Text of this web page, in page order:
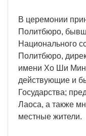
В церемонии
Политбюро,
Национального
Политбюро,
имени Хо Ши
действующие и
Государства;
Лаоса, а также
местные жители.